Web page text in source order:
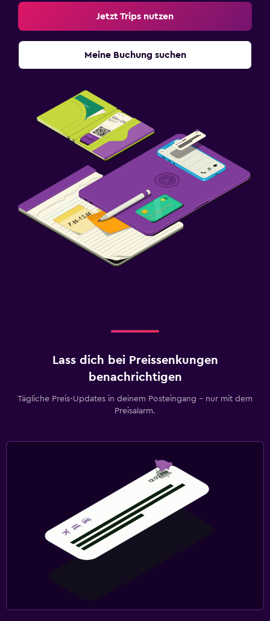
Jetzt Trips nutzen
Meine Buchung suchen
Lass dich bei Preissenkungen
benachrichtigen
Tägliche Preis-Updates in deinem Posteingang – nur mit dem
Preisalarm.